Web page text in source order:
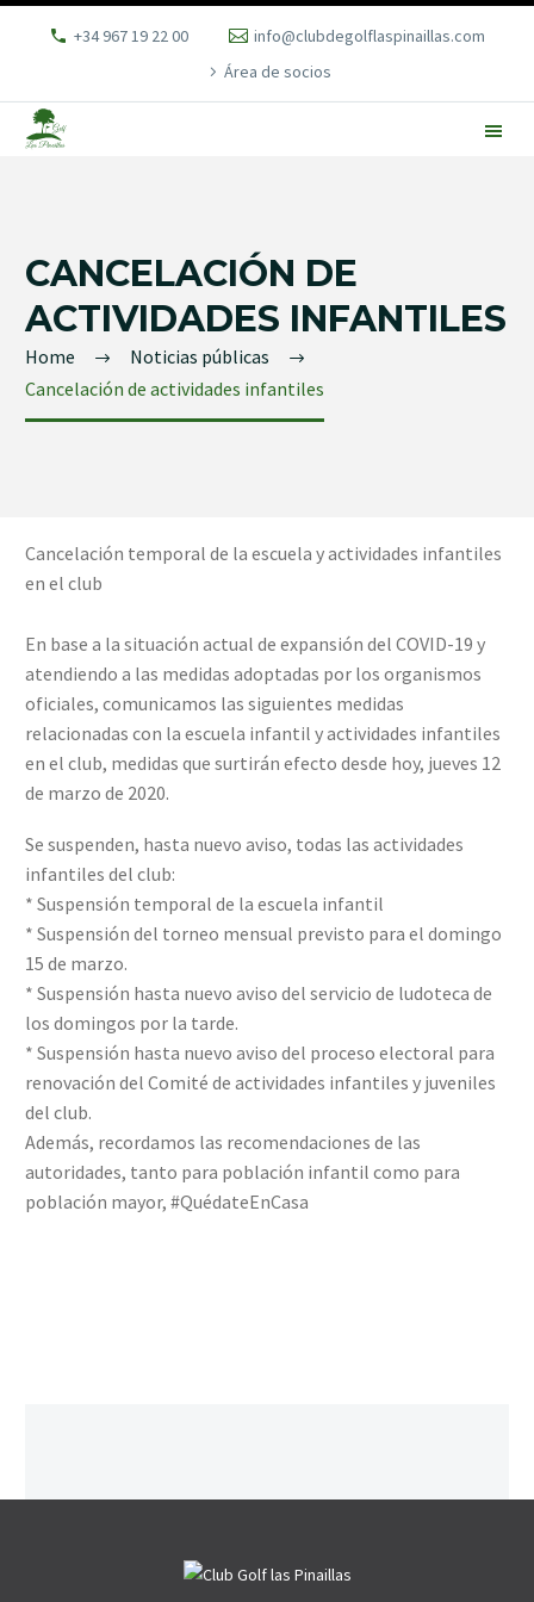
+34 967 19 22 00
info@clubdegolflaspinaillas.com
Área de socios
CANCELACIÓN DE
ACTIVIDADES INFANTILES
Home
Noticias públicas
Cancelación de actividades infantiles
Cancelación temporal de la escuela y actividades infantiles
en el club
En base a la situación actual de expansión del COVID-19 y
atendiendo a las medidas adoptadas por los organismos
oficiales, comunicamos las siguientes medidas
relacionadas con la escuela infantil y actividades infantiles
en el club, medidas que surtirán efecto desde hoy, jueves 12
de marzo de 2020.
Se suspenden, hasta nuevo aviso, todas las actividades
infantiles del club:
* Suspensión temporal de la escuela infantil
* Suspensión del torneo mensual previsto para el domingo
15 de marzo.
* Suspensión hasta nuevo aviso del servicio de ludoteca de
los domingos por la tarde.
* Suspensión hasta nuevo aviso del proceso electoral para
renovación del Comité de actividades infantiles y juveniles
del club.
Además, recordamos las recomendaciones de las
autoridades, tanto para población infantil como para
población mayor, #QuédateEnCasa